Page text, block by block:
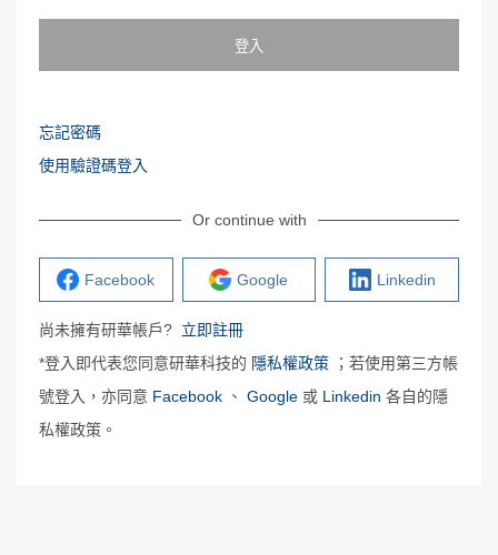
登入
忘記密碼
使用驗證碼登入
Or continue with
Facebook Google Linkedin
尚未擁有研華帳戶? 立即註冊
*登入即代表您同意研華科技的 隱私權政策 ；若使用第三方帳
號登入，亦同意 Facebook 、 Google 或 Linkedin 各自的隱
私權政策。